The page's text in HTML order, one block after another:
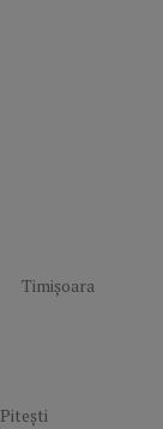
Timișoara
Pitești